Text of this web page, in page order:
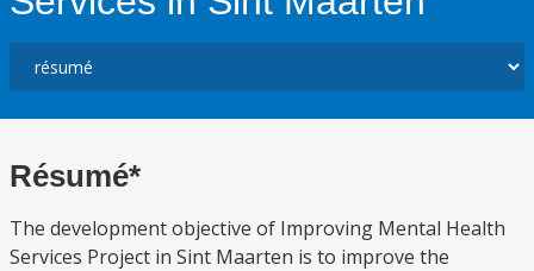
Résumé*
The development objective of Improving Mental Health
Services Project in Sint Maarten is to improve the